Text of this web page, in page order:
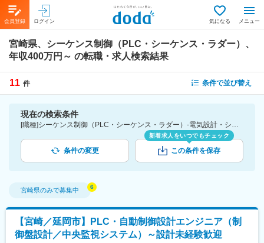
会員登録 ログイン 気になる メニュー
宮崎県、シーケンス制御（PLC・シーケンス・ラダー）、
年収400万円～ の転職・求人検索結果
11 件 条件で並び替え
現在の検索条件
[職種]シーケンス制御（PLC・シーケンス・ラダー）-電気設計・シーケンス制御 [勤務地]宮崎県 [年収]400万円～
条件の変更
新着求人をいつでもチェック
この条件を保存
宮崎県のみで募集中
【宮崎／延岡市】PLC・自動制御設計エンジニア（制
御盤設計／中央監視システム）～設計未経験歓迎